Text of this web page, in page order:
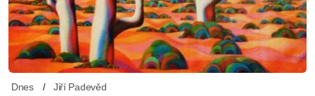
Dnes Jiří Padevěd